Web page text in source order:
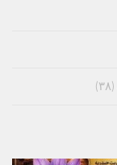
(۳۸)